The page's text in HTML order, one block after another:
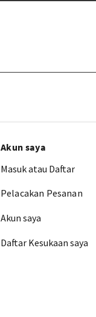
Akun saya
Masuk atau Daftar
Pelacakan Pesanan
Akun saya
Daftar Kesukaan saya